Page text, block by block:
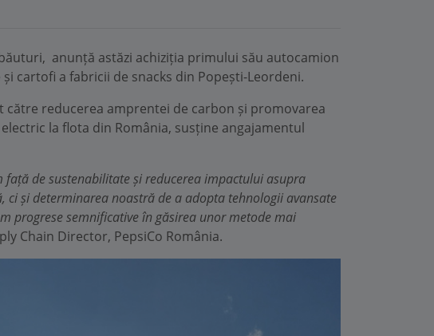
anunță astăzi achiziția primului său autocamion
cartofi a fabricii de snacks din Popești-Leordeni.
reducerea amprentei de carbon și promovarea
la flota din România, susține angajamentul
de sustenabilitate și reducerea impactului asupra
ci și determinarea noastră de a adopta tehnologii avansate
progrese semnificativeîn găsirea unor metode mai
Chain Director, PepsiCo România.